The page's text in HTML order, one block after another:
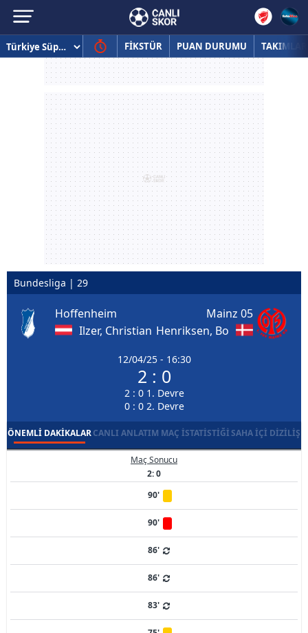
FİKSTÜR PUAN DURUMU TAKIMLAR
Bundesliga | 29
Hoffenheim
Ilzer, Christian
12/04/25 - 16:30
2 : 0
2 : 0 1. Devre
0 : 0 2. Devre
Mainz 05
Henriksen, Bo
ÖNEMLI DAKIKALARCANLI ANLATIM MAÇ İSTATISTIĞISAHA İÇI DIZILIŞ
Maç Sonucu
2: 0
90'
90'
86'
86'
83'